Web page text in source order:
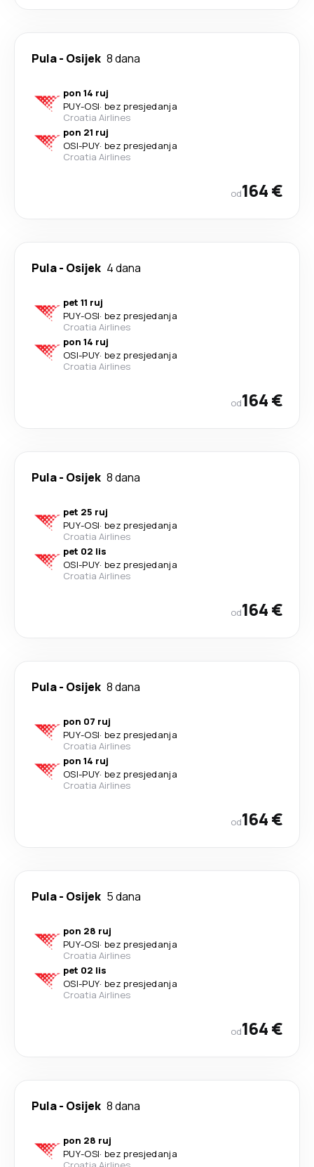
Pula- Osijek 8 dana
pon 14 ruj
PUY-OSI· bez presjedanja
Croatia Airlines
pon 21 ruj
OSI-PUY· bez presjedanja
Croatia Airlines
od164 €
Pula- Osijek 4 dana
pet 11 ruj
PUY-OSI· bez presjedanja
Croatia Airlines
pon 14 ruj
OSI-PUY· bez presjedanja
Croatia Airlines
od164 €
Pula- Osijek 8 dana
pet 25 ruj
PUY-OSI· bez presjedanja
Croatia Airlines
pet 02 lis
OSI-PUY· bez presjedanja
Croatia Airlines
od164 €
Pula- Osijek 8 dana
pon 07 ruj
PUY-OSI· bez presjedanja
Croatia Airlines
pon 14 ruj
OSI-PUY· bez presjedanja
Croatia Airlines
od164 €
Pula- Osijek 5 dana
pon 28 ruj
PUY-OSI· bez presjedanja
Croatia Airlines
pet 02 lis
OSI-PUY· bez presjedanja
Croatia Airlines
od164 €
Pula- Osijek 8 dana
pon 28 ruj
PUY-OSI· bez presjedanja